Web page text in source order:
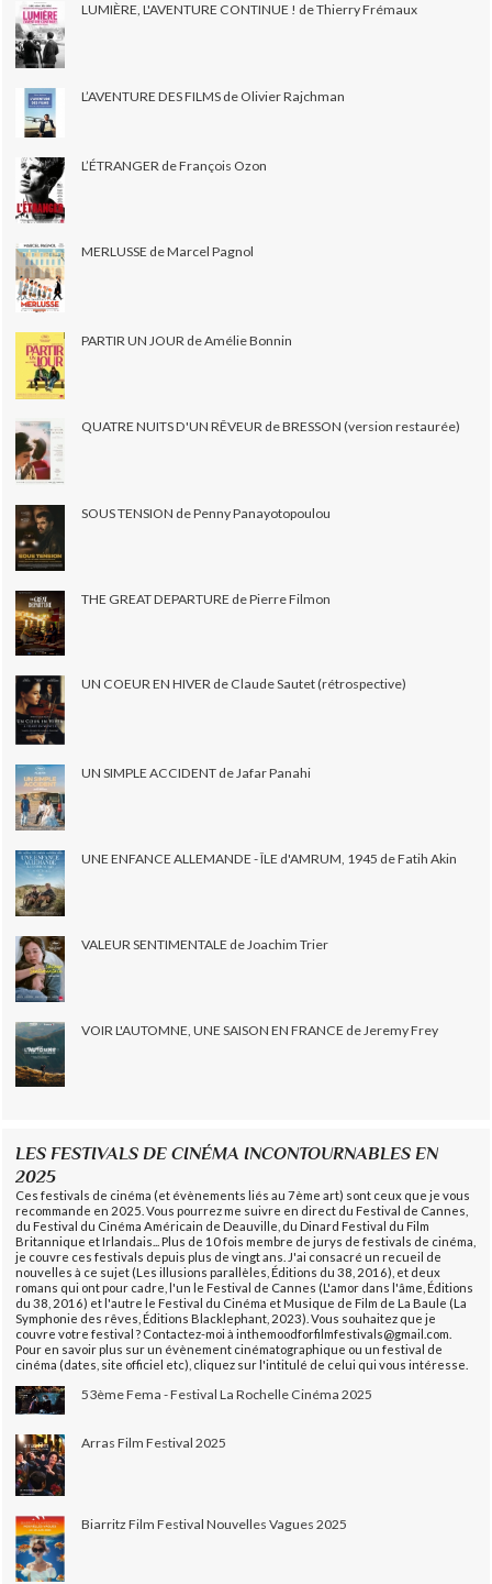
LUMIÈRE, L'AVENTURE CONTINUE ! de Thierry Frémaux
L’AVENTURE DES FILMS de Olivier Rajchman
L’ÉTRANGER de François Ozon
MERLUSSE de Marcel Pagnol
PARTIR UN JOUR de Amélie Bonnin
QUATRE NUITS D'UN RÊVEUR de BRESSON (version restaurée)
SOUS TENSION de Penny Panayotopoulou
THE GREAT DEPARTURE de Pierre Filmon
UN COEUR EN HIVER de Claude Sautet (rétrospective)
UN SIMPLE ACCIDENT de Jafar Panahi
UNE ENFANCE ALLEMANDE - ÎLE d'AMRUM, 1945 de Fatih Akin
VALEUR SENTIMENTALE de Joachim Trier
VOIR L'AUTOMNE, UNE SAISON EN FRANCE de Jeremy Frey
LES FESTIVALS DE CINÉMA INCONTOURNABLES EN
2025
Ces festivals de cinéma (et évènements liés au 7ème art) sont ceux que je vous
recommande en 2025. Vous pourrez me suivre en direct du Festival de Cannes,
du Festival du Cinéma Américain de Deauville, du Dinard Festival du Film
Britannique et Irlandais... Plus de 10 fois membre de jurys de festivals de cinéma,
je couvre ces festivals depuis plus de vingt ans. J'ai consacré un recueil de
nouvelles à ce sujet (Les illusions parallèles, Éditions du 38, 2016), et deux
romans qui ont pour cadre, l'un le Festival de Cannes (L'amor dans l'âme, Éditions
du 38, 2016) et l'autre le Festival du Cinéma et Musique de Film de La Baule (La
Symphonie des rêves, Éditions Blacklephant, 2023). Vous souhaitez que je
couvre votre festival ? Contactez-moi à inthemoodforfilmfestivals@gmail.com.
Pour en savoir plus sur un évènement cinématographique ou un festival de
cinéma (dates, site officiel etc), cliquez sur l'intitulé de celui qui vous intéresse.
53ème Fema - Festival La Rochelle Cinéma 2025
Arras Film Festival 2025
Biarritz Film Festival Nouvelles Vagues 2025